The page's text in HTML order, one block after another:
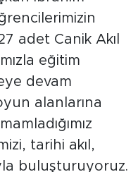
adet Canik Akıl
eğitim
devam
alanlarına
tarihi akıl,
buluşturuyoruz.